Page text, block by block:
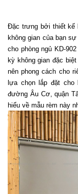
Đặc trưng bởi thiết kế
không gian của bạn
cho phòng ngủ KD-
kỳ không gian đặc
nên phong cách cho
lựa chọn lắp đặt cho
đường Âu Cơ, quận
hiểu về mẫu rèm này